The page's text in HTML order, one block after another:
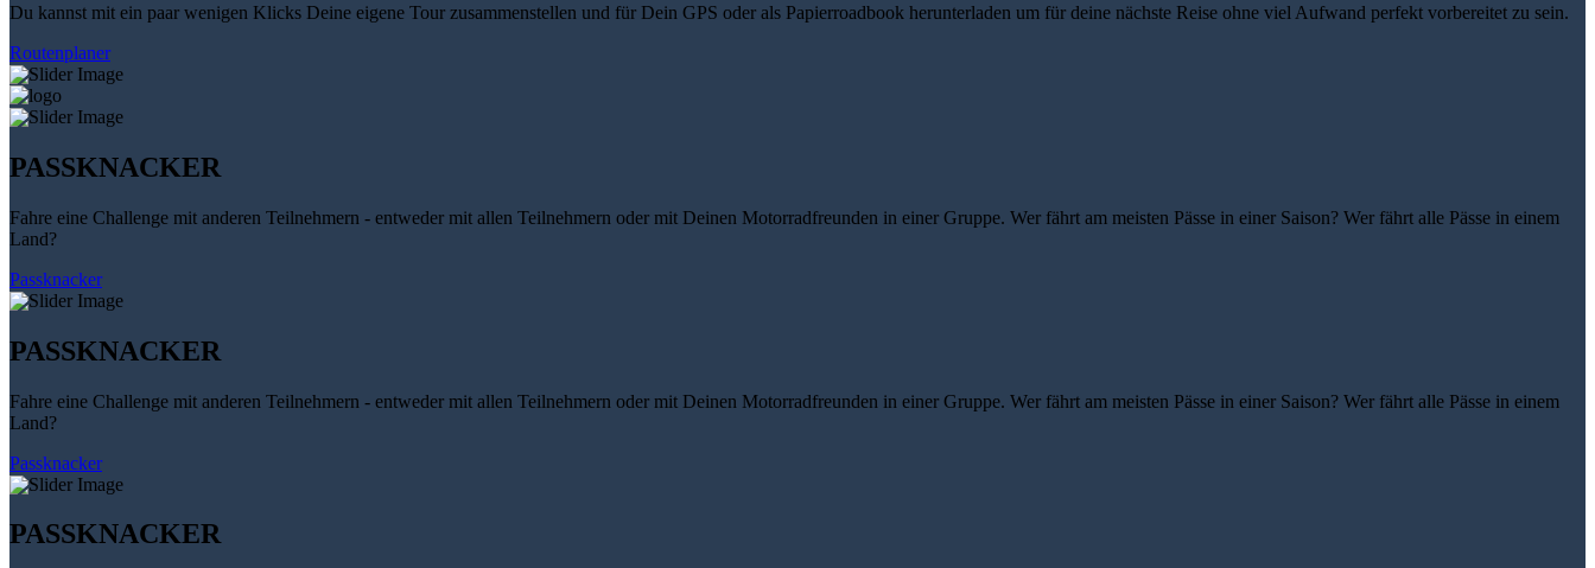
Du kannst mit ein paar wenigen Klicks Deine eigene Tour zusammenstellen und für Dein GPS oder als Papierroadbook herunterladen um für deine nächste Reise ohne viel Aufwand perfekt vorbereitet zu sein.
Routenplaner
PASSKNACKER
Fahre eine Challenge mit anderen Teilnehmern - entweder mit allen Teilnehmern oder mit Deinen Motorradfreunden in einer Gruppe. Wer fährt am meisten Pässe in einer Saison? Wer fährt alle Pässe in einem
Land?
Passknacker
PASSKNACKER
Fahre eine Challenge mit anderen Teilnehmern - entweder mit allen Teilnehmern oder mit Deinen Motorradfreunden in einer Gruppe. Wer fährt am meisten Pässe in einer Saison? Wer fährt alle Pässe in einem
Land?
Passknacker
PASSKNACKER